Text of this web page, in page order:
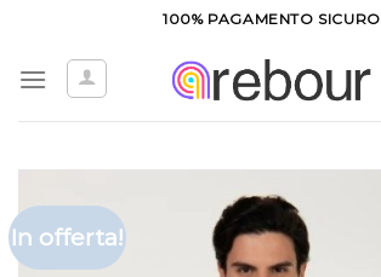
contenuti
100% PAGAMENTO SICURO
In offerta!